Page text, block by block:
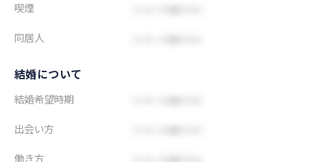
喫煙
同居人
結婚について
結婚希望時期
出会い方
働き方